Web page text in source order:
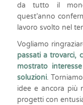
da tutto il
quest’anno
lavoro svolto nel
Vogliamo
passati a trovarci,
mostrato
soluzioni.
idee e ancora più
progetti con